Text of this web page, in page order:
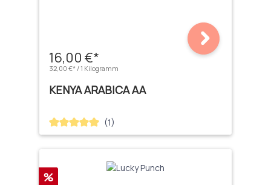
16,00 €*
32,00 €* / 1 Kilogramm
KENYA ARABICA AA
Durchschnittliche Bewertung von 5 von 5 Sternen
(1)
Rabatt
%